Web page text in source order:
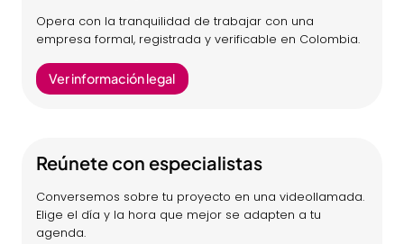
Opera con la tranquilidad de trabajar con una
empresa formal, registrada y verificable en Colombia.
Ver información legal
Reúnete con especialistas
Conversemos sobre tu proyecto en una videollamada.
Elige el día y la hora que mejor se adapten a tu
agenda.